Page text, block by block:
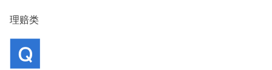
理赔类